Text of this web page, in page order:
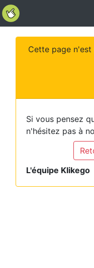
Cette page
Si vous pensez
n'hésitez pas à
L'équipe Klikego